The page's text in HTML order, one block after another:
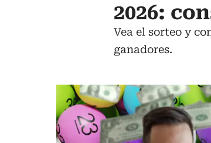
2026:
Vea el sorteo y
ganadores.